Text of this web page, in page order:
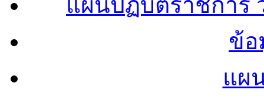
ข้อ
แผ